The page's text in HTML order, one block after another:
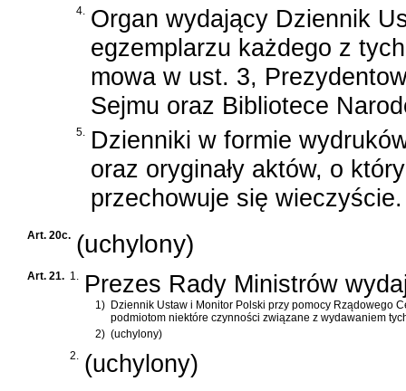
4. Organ wydający Dziennik
egzemplarzu każdego z
mowa w ust. 3,
Sejmu oraz Bibliotece
5. Dzienniki w formie
oraz oryginały aktów, o
przechowuje się wieczyście.
Art. 20c. (uchylony)
Art. 21. 1. Prezes Rady Ministrów
1) Dziennik Ustaw i Monitor Polski przy pomocy Rządowego
podmiotom niektóre czynności związane z wydawaniem
2) (uchylony)
2.
(uchylony)